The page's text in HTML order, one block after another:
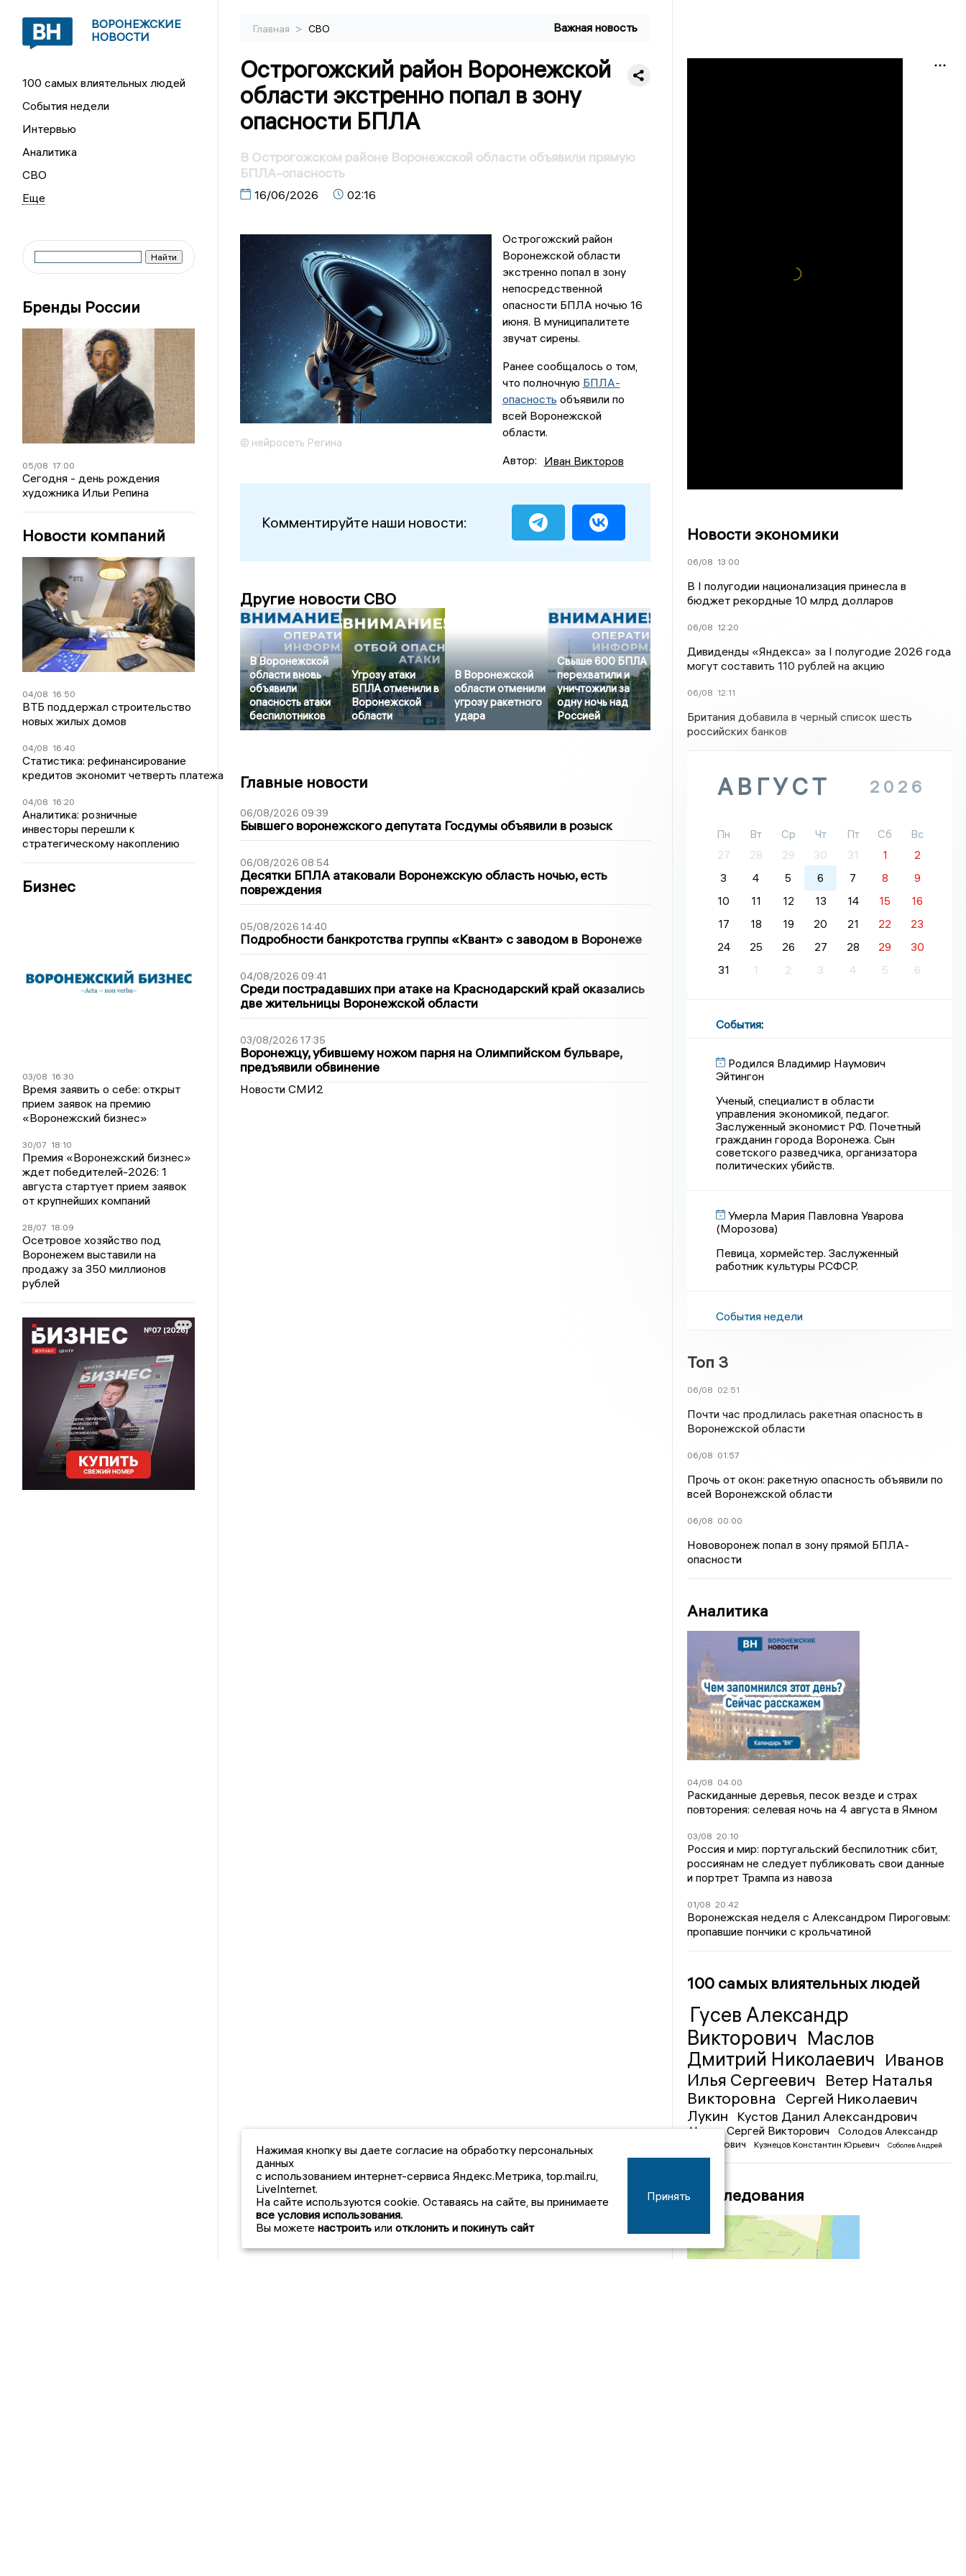
ВОРОНЕЖСКИЕ
НОВОСТИ
100 самых влиятельных людей
События недели
Интервью
Аналитика
СВО
Бренды России
05/08 17:00
Сегодня - день рождения
художника Ильи Репина
Новости компаний
04/08 16:50
ВТБ поддержал строительство
новых жилых домов
04/08 16:40
Статистика: рефинансирование
кредитов экономит четверть платежа
04/08 16:20
Аналитика: розничные
инвесторы перешли к
стратегическому накоплению
Бизнес
03/08 16:30
Время заявить о себе: открыт
прием заявок на премию
«Воронежский бизнес»
30/07 18:10
Премия «Воронежский бизнес»
ждет победителей-2026: 1
августа стартует прием заявок
от крупнейших компаний
28/07 18:09
Осетровое хозяйство под
Воронежем выставили на
продажу за 350 миллионов
рублей
Главная > СВО Важная новость
Острогожский район Воронежской
области экстренно попал в зону
опасности БПЛА
В Острогожском районе Воронежской области объявили прямую
БПЛА-опасность
16/06/2026 02:16
© нейросеть Регина
Острогожский район
Воронежской области
экстренно попал в зону
непосредственной
опасности БПЛА ночью 16
июня. В муниципалитете
звучат сирены.
Ранее сообщалось о том,
что полночную БПЛА-
опасность объявили по
всей Воронежской
области.
Автор: Иван Викторов
Комментируйте наши новости:
Другие новости СВО
В Воронежской
области вновь
объявили
опасность атаки
беспилотников
Угрозу атаки
БПЛА отменили в
Воронежской
области
В Воронежской
области отменили
угрозу ракетного
удара
Свыше 600 БПЛА
перехватили и
уничтожили за
одну ночь над
Россией
Главные новости
06/08/2026 09:39
Бывшего воронежского депутата Госдумы объявили в розыск
06/08/2026 08:54
Десятки БПЛА атаковали Воронежскую область ночью, есть
повреждения
05/08/2026 14:40
Подробности банкротства группы «Квант» с заводом в Воронеже
04/08/2026 09:41
Среди пострадавших при атаке на Краснодарский край оказались
две жительницы Воронежской области
03/08/2026 17:35
Воронежцу, убившему ножом парня на Олимпийском бульваре,
предъявили обвинение
Новости СМИ2
Новости экономики
06/08 13:00
В I полугодии национализация принесла в
бюджет рекордные 10 млрд долларов
06/08 12:20
Дивиденды «Яндекса» за I полугодие 2026 года
могут составить 110 рублей на акцию
06/08 12:11
Британия добавила в черный список шесть
российских банков
АВГУСТ 2026
Пн Вт Ср Чт Пт Сб
Вс
27
28 29 30 31 1
2
3
4 5 6 7 8
9
10
11 12 13 14 15
16
17
18 19 20 21 22
23
24
25 26 27 28 29
30
31
1 2 3 4 5 6
События:
Родился Владимир Наумович
Эйтингон
Ученый, специалист в области
управления экономикой, педагог.
Заслуженный экономист РФ. Почетный
гражданин города Воронежа. Сын
советского разведчика, организатора
политических убийств.
Умерла Мария Павловна Уварова
(Морозова)
Певица, хормейстер. Заслуженный
работник культуры РСФСР.
События недели
Топ 3
06/08 02:51
Почти час продлилась ракетная опасность в
Воронежской области
06/08 01:57
Прочь от окон: ракетную опасность объявили по
всей Воронежской области
06/08 00:00
Нововоронеж попал в зону прямой БПЛА-
опасности
Аналитика
04/08 04:00
Раскиданные деревья, песок везде и страх
повторения: селевая ночь на 4 августа в Ямном
03/08 20:10
Россия и мир: португальский беспилотник сбит,
россиянам не следует публиковать свои данные
и портрет Трампа из навоза
01/08 20:42
Воронежская неделя с Александром Пироговым:
пропавшие пончики с крольчатиной
100 самых влиятельных людей
Гусев Александр
Викторович Маслов
Дмитрий Николаевич Иванов
Илья Сергеевич
Ветер Наталья
Викторовна
Сергей Николаевич
Лукин
Кустов Данил Александрович
Чижов Сергей Викторович
Солодов Александр
Михайлович
Кузнецов Константин Юрьевич
Соболев Андрей
Иванович
Расследования
Нажимая кнопку вы даете согласие на обработку персональных
данных
с использованием интернет-сервиса Яндекс.Метрика, top.mail.ru,
LiveInternet.
На сайте используются cookie. Оставаясь на сайте, вы принимаете
все условия использования.
Вы можете настроить или отклонить и покинуть сайт
Принять